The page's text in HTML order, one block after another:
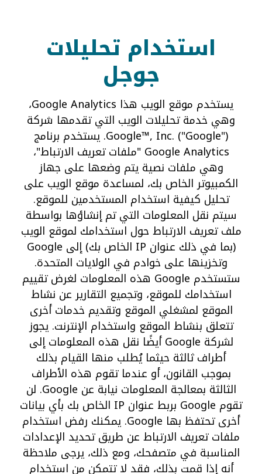
استخدام تحليلات
جوجل
يستخدم موقع الويب هذا Google Analytics،
وهي خدمة تحليلات الويب التي تقدمها شركة
Google™, Inc. ("Google"). يستخدم برنامج
Google Analytics "ملفات تعريف الارتباط"،
وهي ملفات نصية يتم وضعها على جهاز
الكمبيوتر الخاص بك، لمساعدة موقع الويب على
تحليل كيفية استخدام المستخدمين للموقع.
سيتم نقل المعلومات التي تم إنشاؤها بواسطة
ملف تعريف الارتباط حول استخدامك لموقع الويب
(بما في ذلك عنوان IP الخاص بك) إلى Google
وتخزينها على خوادم في الولايات المتحدة.
ستستخدم Google هذه المعلومات لغرض تقييم
استخدامك للموقع، وتجميع التقارير عن نشاط
الموقع لمشغلي الموقع وتقديم خدمات أخرى
تتعلق بنشاط الموقع واستخدام الإنترنت. يجوز
لشركة Google أيضًا نقل هذه المعلومات إلى
أطراف ثالثة حيثما يُطلب منها القيام بذلك
بموجب القانون، أو عندما تقوم هذه الأطراف
الثالثة بمعالجة المعلومات نيابة عن Google. لن
تقوم Google بربط عنوان IP الخاص بك بأي بيانات
أخرى تحتفظ بها Google. يمكنك رفض استخدام
ملفات تعريف الارتباط عن طريق تحديد الإعدادات
المناسبة في متصفحك، ومع ذلك، يرجى ملاحظة
أنه إذا قمت بذلك، فقد لا تتمكن من استخدام